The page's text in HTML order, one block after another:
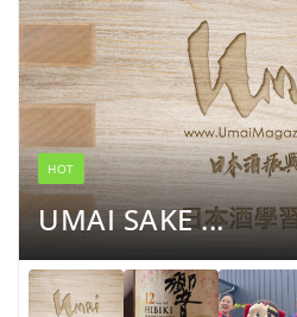
HOT
UMAI SAKE ...